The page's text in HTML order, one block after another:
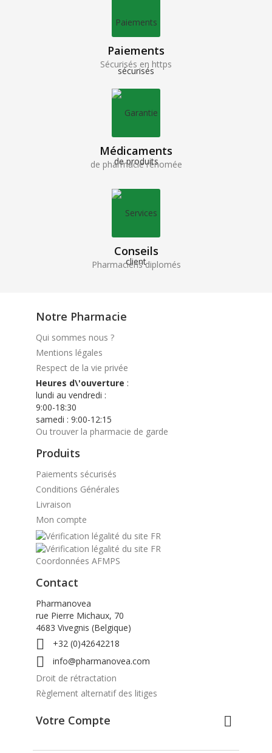
Paiements
Sécurisés en https
Médicaments
de pharmacie renomée
Conseils
Pharmaciens diplomés
Notre Pharmacie
Qui sommes nous ?
Mentions légales
Respect de la vie privée
Heures d\'ouverture :
lundi au vendredi :
9:00-18:30
samedi : 9:00-12:15
Ou trouver la pharmacie de garde
Produits
Paiements sécurisés
Conditions Générales
Livraison
Mon compte
Coordonnées AFMPS
Contact
Pharmanovea
rue Pierre Michaux, 70
4683 Vivegnis (Belgique)
 +32 (0)42642218

info@pharmanovea.com
Droit de rétractation
Règlement alternatif des litiges
Votre Compte 